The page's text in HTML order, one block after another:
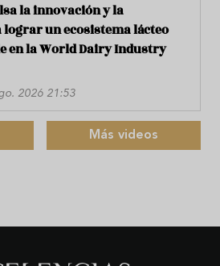
la innovación y la
un ecosistema lácteo
en la World Dairy Industry
2026 21:53
Más videos